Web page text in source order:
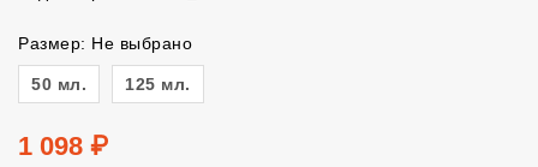
Размер: Не выбрано
Размер
50 мл. 125 мл.
Цена
1 098 ₽